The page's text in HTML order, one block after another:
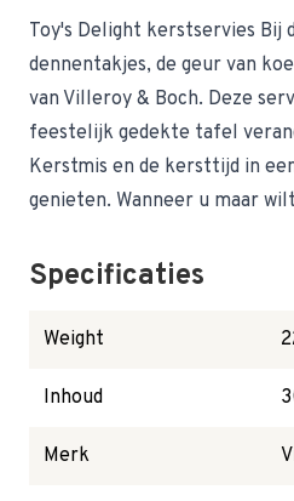
Toy's Delight kerstservies Bij
dennentakjes, de geur van
van Villeroy & Boch. Deze
feestelijk gedekte tafel
Kerstmis en de kersttijd in
genieten. Wanneer u maar
Specificaties
Weight
Inhoud
Merk